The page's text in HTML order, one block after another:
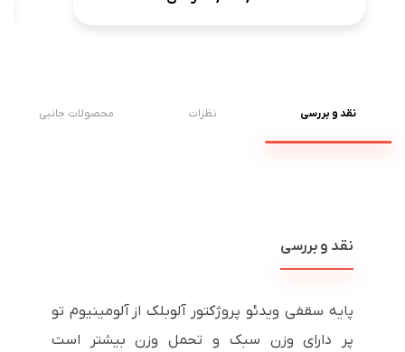
نقد و بررسی نظرات محصولات جانبی
نقد و بررسی
پایه سقفی ویدئو پروژکتور آلوبلک از آلومینیوم تو
پر دارای وزن سبک و تحمل وزن بیشتر است